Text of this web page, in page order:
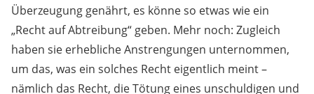
Überzeugung genährt, es könne so etwas wie ein
„Recht auf Abtreibung“ geben. Mehr noch: Zugleich
haben sie erhebliche Anstrengungen unternommen,
um das, was ein solches Recht eigentlich meint –
nämlich das Recht, die Tötung eines unschuldigen und